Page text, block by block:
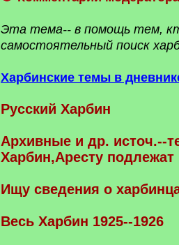
Эта тема-- в помощь тем,
самостоятельный поиск
Харбинские темы в
Русский Харбин
Архивные и др. источ.--
Харбин,Аресту подлежат
Ищу сведения о
Весь Харбин 1925--1926